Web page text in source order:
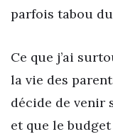
parfois tabou
Ce que j’ai
la vie des
décide de venir
et que le